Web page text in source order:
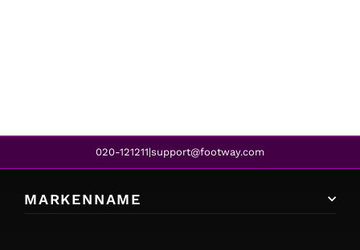
020-121211|support@footway.com
MARKENNAME